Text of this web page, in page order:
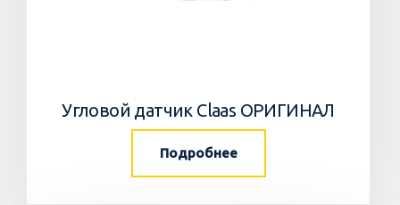
Угловой датчик Claas ОРИГИНАЛ
Подробнее